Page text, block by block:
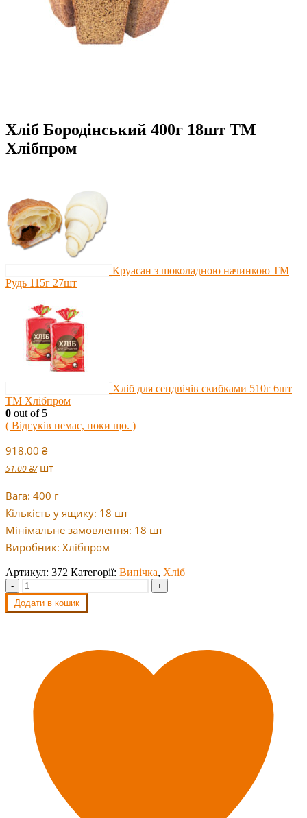
Хліб Бородінський 400г 18шт ТМ
Хлібпром
Круасан з шоколадною начинкою ТМ
Рудь 115г 27шт
Хліб для сендвічів скибками 510г 6шт
ТМ Хлібпром
0 out of 5
( Відгуків немає, поки що. )
918.00 ₴
51.00₴/ шт
Вага: 400 г
Кількість у ящику: 18 шт
Мінімальне замовлення: 18 шт
Виробник: Хлібпром
Артикул: 372 Категорії: Випічка, Хліб
-
+
Додати в кошик